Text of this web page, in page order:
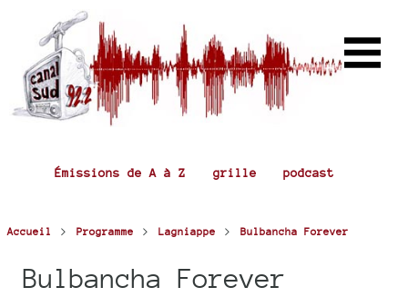
Émissions de A à Z grille podcast
Accueil > Programme > Lagniappe > Bulbancha Forever
Bulbancha Forever